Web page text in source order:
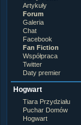
Artykuły
Forum
Galeria
Chat
Facebook
Fan Fiction
Współpraca
Twitter
Daty premier
Hogwart
Tiara Przydziału
Puchar Domów
Hogwart